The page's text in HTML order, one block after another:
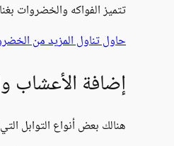
تتميز الفواكه والخضروات
حاول تناول المزيد من
إضافة الأعشاب
هنالك بعض أنواع التوابل